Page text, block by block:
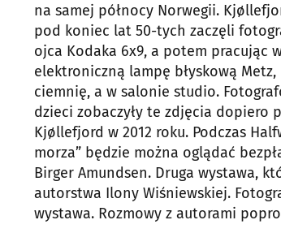
na samej północy Norwegii.
pod koniec lat 50-tych zaczęli
ojca Kodaka 6x9, a potem pracując
elektroniczną lampę błyskową
ciemnię, a w salonie studio.
dzieci zobaczyły te zdjęcia dopiero
Kjøllefjord w 2012 roku. Podczas
morza” będzie można oglądać
Birger Amundsen. Druga wystawa,
autorstwa Ilony Wiśniewskiej.
wystawa. Rozmowy z autorami